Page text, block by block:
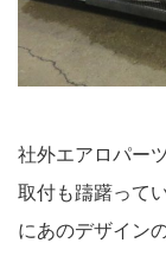
社外エアロパー
取付も躊躇って
にあのデザイン